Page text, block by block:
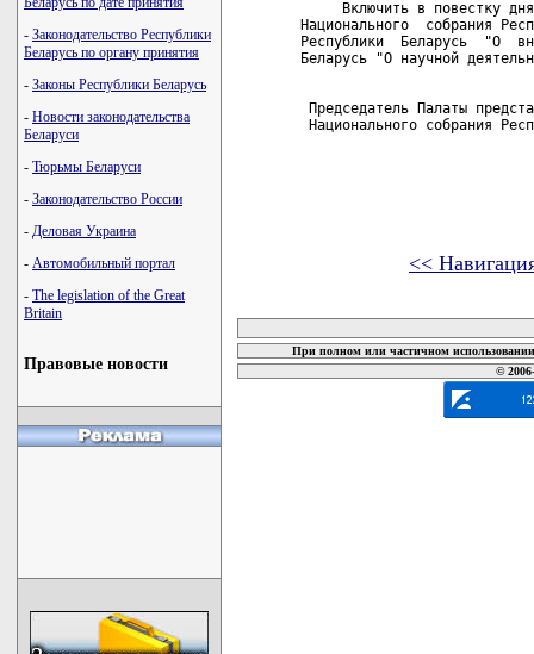
- Законодательство Республики
Беларусь по органу принятия
- Законы Республики Беларусь
- Новости законодательства
Беларуси
- Тюрьмы Беларуси
- Законодательство России
- Деловая Украина
- Автомобильный портал
- The legislation of the Great
Britain
Правовые новости
Включить в повестку
Национального  собрания
Республики  Беларусь  "О
Беларусь "О научной
Председатель Палаты
Национального собрания
<<
При полном или частичном
©